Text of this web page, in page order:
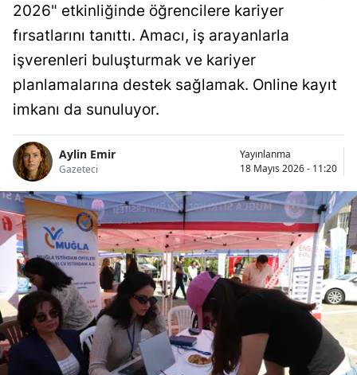
2026" etkinliğinde öğrencilere kariyer
fırsatlarını tanıttı. Amacı, iş arayanlarla
işverenleri buluşturmak ve kariyer
planlamalarına destek sağlamak. Online kayıt
imkanı da sunuluyor.
Aylin Emir
Gazeteci
Yayınlanma
18 Mayıs 2026 - 11:20